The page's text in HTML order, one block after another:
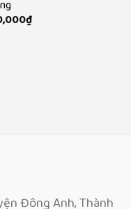
₫
Đông Anh, Thành